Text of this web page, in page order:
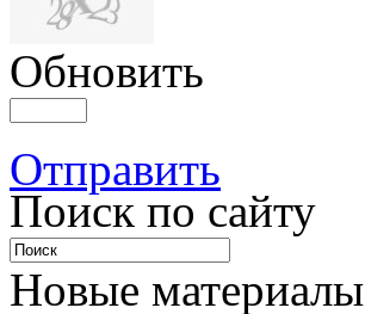
Обновить
Отправить
Поиск по сайту
Новые материалы